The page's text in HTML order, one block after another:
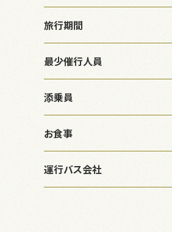
旅行期間
最少催行人員
添乗員
お食事
運行バス会社